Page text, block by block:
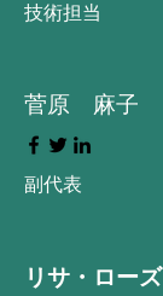
技術担当
​菅原 麻子
​副代表
リサ・ローズ